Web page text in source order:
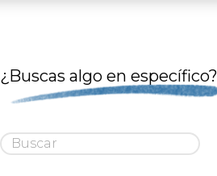
¿Buscas algo en específico?